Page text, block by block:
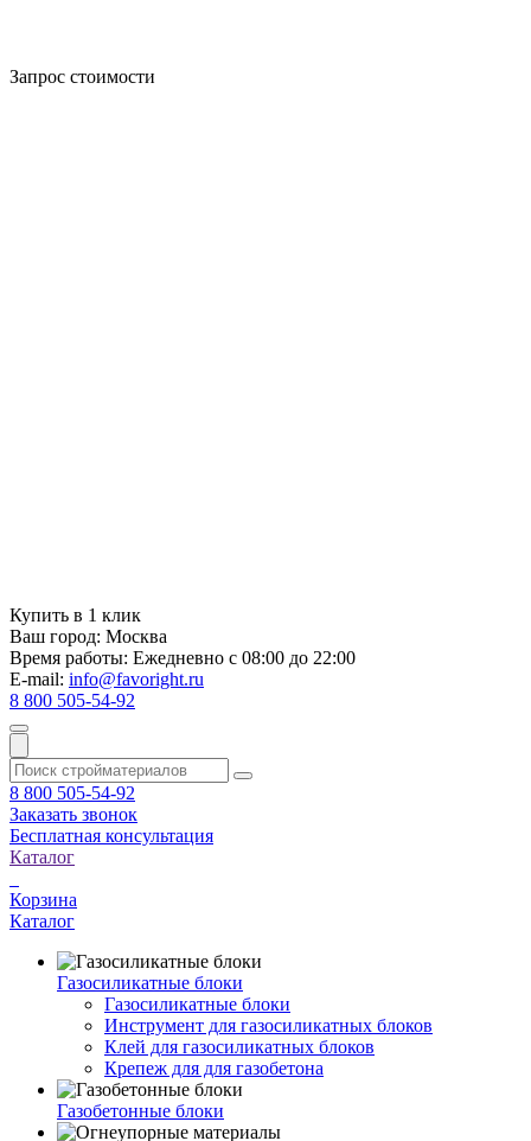
Запрос стоимости
Купить в 1 клик
Ваш город: Москва
Время работы: Ежедневно с 08:00 до 22:00
E-mail: info@favoright.ru
8 800 505-54-92
8 800 505-54-92
Заказать звонок
Бесплатная консультация
Каталог
Корзина
Каталог
Газосиликатные блоки
Газосиликатные блоки
Инструмент для газосиликатных блоков
Клей для газосиликатных блоков
Крепеж для для газобетона
Газобетонные блоки